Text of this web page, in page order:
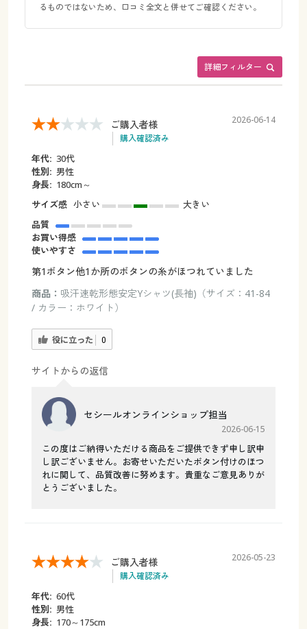
るものではないため、口コミ全文と併せてご確認ください。
詳細フィルター
ご購入者様
購入確認済み
2026-06-14
年代: 30代
性別: 男性
身長: 180cm～
サイズ感 小さい
大きい
品質
お買い得感
使いやすさ
第1ボタン他1か所のボタンの糸がほつれていました
商品： 吸汗速乾形態安定Yシャツ(長袖)（サイズ：41-84
/ カラー：ホワイト）
役に立った 0
サイトからの返信
セシールオンラインショップ担当
2026-06-15
この度はご納得いただける商品をご提供できず申し訳申
し訳ございません。お寄せいただいたボタン付けのほつ
れに関して、品質改善に努めます。貴重なご意見ありが
とうございました。
ご購入者様
購入確認済み
2026-05-23
年代: 60代
性別: 男性
身長: 170～175cm